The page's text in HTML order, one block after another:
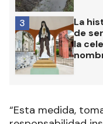
La
de
la
3
“Esta medida,